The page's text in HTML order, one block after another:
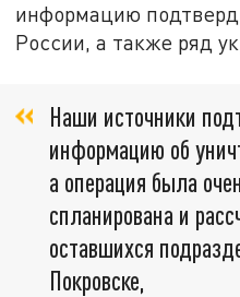
информацию
России, а также ряд
Наши источники
информацию об
а операция была
спланирована и
оставшихся
Покровске,